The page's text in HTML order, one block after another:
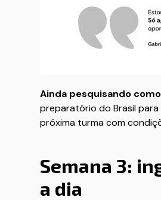
Ainda pesquisando
preparatório do Brasil
próxima turma com
Semana 3:
a dia